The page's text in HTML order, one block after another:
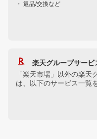
・ 返品/交換など
楽天グループサー
「楽天市場」以外の楽天
は、以下のサービス一覧